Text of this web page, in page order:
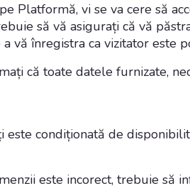
Platformă, vi se va cere să
să vă asigurați că vă
vă înregistra ca vizitator
că toate datele furnizate,
este condiționată de
este incorect, trebuie să